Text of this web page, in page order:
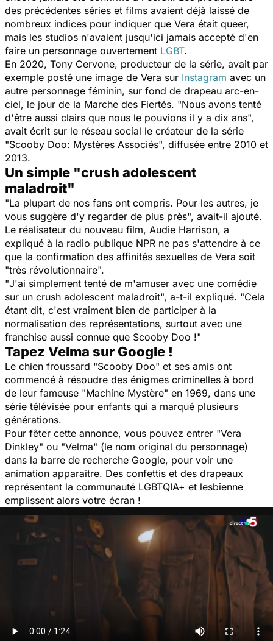
des précédentes séries et films avaient déjà laissé de
nombreux indices pour indiquer que Vera était queer,
mais les studios n'avaient jusqu'ici jamais accepté d'en
faire un personnage ouvertement LGBT.
En 2020, Tony Cervone, producteur de la série, avait par
exemple posté une image de Vera sur Instagram avec un
autre personnage féminin, sur fond de drapeau arc-en-
ciel, le jour de la Marche des Fiertés. "Nous avons tenté
d'être aussi clairs que nous le pouvions il y a dix ans",
avait écrit sur le réseau social le créateur de la série
"Scooby Doo: Mystères Associés", diffusée entre 2010 et
2013.
Un simple "crush adolescent
maladroit"
"La plupart de nos fans ont compris. Pour les autres, je
vous suggère d'y regarder de plus près", avait-il ajouté.
Le réalisateur du nouveau film, Audie Harrison, a
expliqué à la radio publique NPR ne pas s'attendre à ce
que la confirmation des affinités sexuelles de Vera soit
"très révolutionnaire".
"J'ai simplement tenté de m'amuser avec une comédie
sur un crush adolescent maladroit", a-t-il expliqué. "Cela
étant dit, c'est vraiment bien de participer à la
normalisation des représentations, surtout avec une
franchise aussi connue que Scooby Doo !"
Tapez Velma sur Google !
Le chien froussard "Scooby Doo" et ses amis ont
commencé à résoudre des énigmes criminelles à bord
de leur fameuse "Machine Mystère" en 1969, dans une
série télévisée pour enfants qui a marqué plusieurs
générations.
Pour fêter cette annonce, vous pouvez entrer "Vera
Dinkley" ou "Velma" (le nom original du personnage)
dans la barre de recherche Google, pour voir une
animation apparaitre. Des confettis et des drapeaux
représentant la communauté LGBTQIA+ et lesbienne
emplissent alors votre écran !